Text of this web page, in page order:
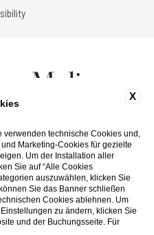
738520
738659
Blastness
X
technische Cookies und,
Marketing-Cookies für gezielte
Um der Installation aller
Sie auf “Alle Cookies
auszuwählen, klicken Sie
Sie das Banner schließen
Cookies ablehnen. Um
zu ändern, klicken Sie
und der Buchungsseite. Für